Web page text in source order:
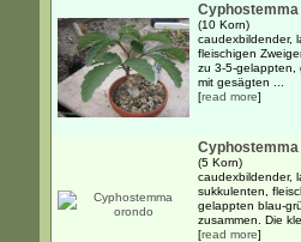
(10 Korn)
caudexbildender,
fleischigen
zu 3-5-gelappten,
mit gesägten ...
[read more]
(5 Korn)
caudexbildender,
sukkulenten,
gelappten blau-
zusammen. Die
[read more]